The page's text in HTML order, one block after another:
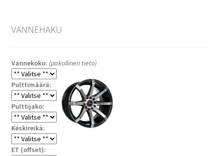
VANNEHAKU
Vannekoko: (pakollinen tieto)
Pulttimäärä:
Pulttijako:
Keskireikä:
ET (offset):